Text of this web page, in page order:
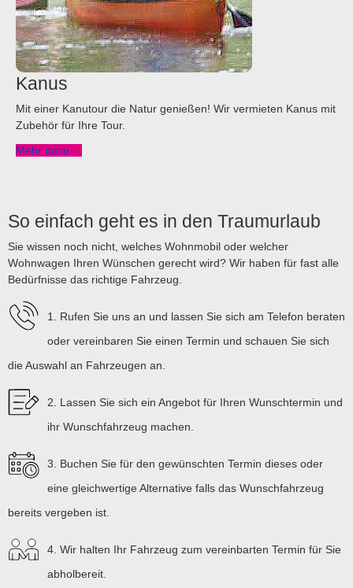
Kanus
Mit einer Kanutour die Natur genießen! Wir vermieten Kanus mit
Zubehör für Ihre Tour.
Mehr dazu ...
So einfach geht es in den Traumurlaub
Sie wissen noch nicht, welches Wohnmobil oder welcher
Wohnwagen Ihren Wünschen gerecht wird? Wir haben für fast alle
Bedürfnisse das richtige Fahrzeug.
1. Rufen Sie uns an und lassen Sie sich am Telefon beraten
oder vereinbaren Sie einen Termin und schauen Sie sich
die Auswahl an Fahrzeugen an.
2. Lassen Sie sich ein Angebot für Ihren Wunschtermin und
ihr Wunschfahrzeug machen.
3. Buchen Sie für den gewünschten Termin dieses oder
eine gleichwertige Alternative falls das Wunschfahrzeug
bereits vergeben ist.
4. Wir halten Ihr Fahrzeug zum vereinbarten Termin für Sie
abholbereit.